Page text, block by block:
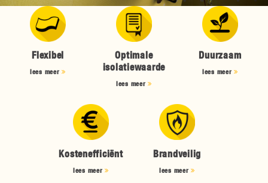
Flexibel
lees meer
Optimale
isolatiewaarde
lees meer
Duurzaam
lees meer
Kostenefficiënt
lees meer
Brandveilig
lees meer